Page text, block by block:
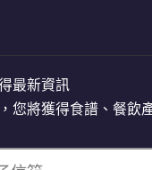
最新資訊
您將獲得食譜、餐飲